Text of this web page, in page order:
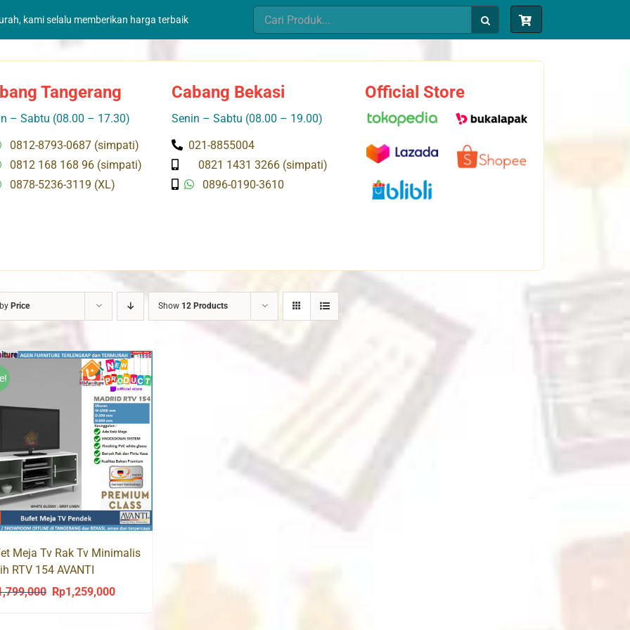
kami selalu memberikan harga terbaik
Search
for:
Tangerang
– Sabtu (08.00 – 17.30)
0812-8793-0687 (simpati)
0812 168 168 96 (simpati)
0878-5236-3119 (XL)
Cabang Bekasi
Senin – Sabtu (08.00 – 19.00)
021-8855004
0821 1431 3266 (simpati)
0896-0190-3610
Official Store
Price Show 12 Products
Meja Tv Rak Tv Minimalis
RTV 154 AVANTI
Original
Rp1,259,000Current